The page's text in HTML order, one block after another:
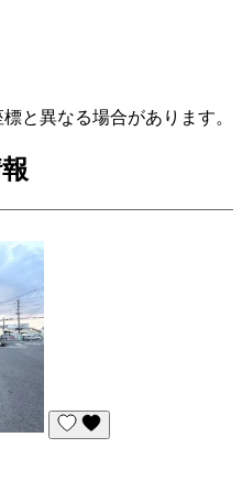
と異なる場合があります。